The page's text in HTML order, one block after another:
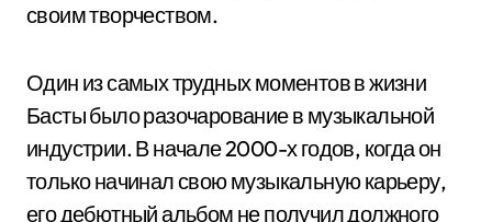
своим творчеством.
Один из самых трудных моментов в жизни
Басты было разочарование в музыкальной
индустрии. В начале 2000-х годов, когда он
только начинал свою музыкальную карьеру,
его дебютный альбом не получил должного